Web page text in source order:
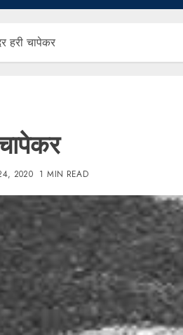
हरी चापेकर
2020 1 MIN READ